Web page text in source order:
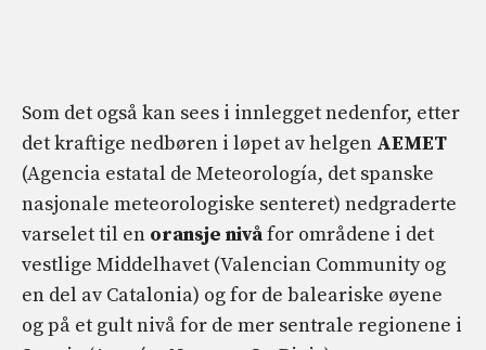
Som det også kan sees i innlegget nedenfor, etter
det kraftige nedbøren i løpet av helgen AEMET
(Agencia estatal de Meteorología, det spanske
nasjonale meteorologiske senteret) nedgraderte
varselet til en oransje nivåfor områdene i det
vestlige Middelhavet (Valencian Community og
en del av Catalonia) og for de baleariske øyene
og på et gult nivå for de mer sentrale regionene i